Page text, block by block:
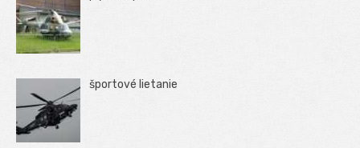
športové lietanie